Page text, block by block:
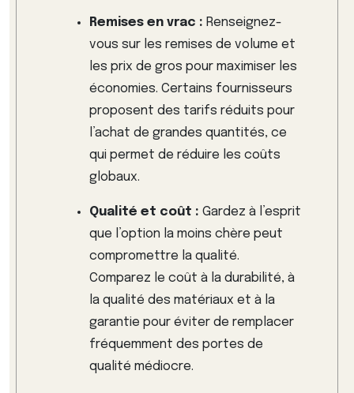
Remises en vrac : Renseignez-
vous sur les remises de volume et
les prix de gros pour maximiser les
économies. Certains fournisseurs
proposent des tarifs réduits pour
l’achat de grandes quantités, ce
qui permet de réduire les coûts
globaux.
Qualité et coût : Gardez à l’esprit
que l’option la moins chère peut
compromettre la qualité.
Comparez le coût à la durabilité, à
la qualité des matériaux et à la
garantie pour éviter de remplacer
fréquemment des portes de
qualité médiocre.